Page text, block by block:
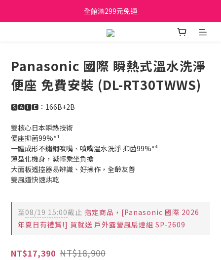
日立家電、國際牌 原廠管制價格 私訊優惠價
全館滿299元免運
日立家電、國際牌 原廠管制價格 私訊優惠價
Panasonic 國際 瞬熱式溫水洗淨
便座 免費安裝 (DL-RT30TWWS)
🆂🅰🅻🅴：166B+2B
雙核心日本瞬熱技術
便座抑菌99%*¹
一體成形不鏽鋼噴嘴、噴嘴溫水洗淨 抑菌99%*⁴
薄型化機身，減輕乘坐負擔
大面板遙控器易辨識、好操作，全齡友善
雙風道快速烘乾
至08/19 15:00截止 指定商品，[Panasonic 國際 2026
年夏日有禮賞!] 買就送 戶外露營風扇燈組 SP-2609
NT$17,390 NT$18,900